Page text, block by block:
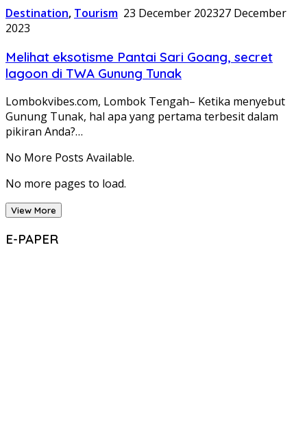
Destination, Tourism 23 December 202327 December
2023
Melihat eksotisme Pantai Sari Goang, secret
lagoon di TWA Gunung Tunak
Lombokvibes.com, Lombok Tengah– Ketika menyebut
Gunung Tunak, hal apa yang pertama terbesit dalam
pikiran Anda?…
No More Posts Available.
No more pages to load.
View More
E-PAPER